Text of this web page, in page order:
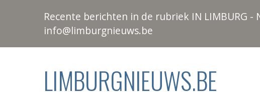
Recente berichten in de rubriek IN LIMBURG
info@limburgnieuws.be
LIMBURGNIEUWS.BE